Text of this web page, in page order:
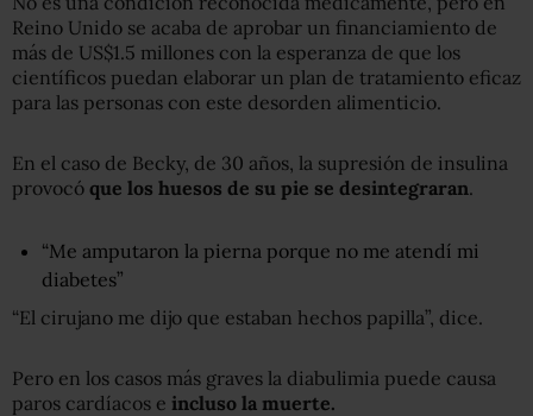
Reino Unido se acaba de aprobar un financiamiento de
más de US$1.5 millones con la esperanza de que los
científicos puedan elaborar un plan de tratamiento eficaz
para las personas con este desorden alimenticio.
En el caso de Becky, de 30 años, la supresión de insulina
provocó que los huesos de su pie se desintegraran.
“Me amputaron la pierna porque no me atendí mi
diabetes”
“El cirujano me dijo que estaban hechos papilla”, dice.
Pero en los casos más graves la diabulimia puede causa
paros cardíacos e incluso la muerte.